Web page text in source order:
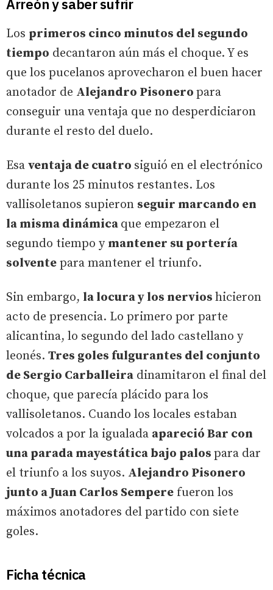
Arreón y saber sufrir
Los primeros cinco minutos del segundo
tiempo decantaron aún más el choque. Y es
que los pucelanos aprovecharon el buen hacer
anotador de Alejandro Pisonero para
conseguir una ventaja que no desperdiciaron
durante el resto del duelo.
Esa ventaja de cuatro siguió en el electrónico
durante los 25 minutos restantes. Los
vallisoletanos supieron seguir marcando en
la misma dinámica que empezaron el
segundo tiempo y mantener su portería
solvente para mantener el triunfo.
Sin embargo, la locura y los nervios hicieron
acto de presencia. Lo primero por parte
alicantina, lo segundo del lado castellano y
leonés. Tres goles fulgurantes del conjunto
de Sergio Carballeira dinamitaron el final del
choque, que parecía plácido para los
vallisoletanos. Cuando los locales estaban
volcados a por la igualada apareció Bar con
una parada mayestática bajo palos para dar
el triunfo a los suyos. Alejandro Pisonero
junto a Juan Carlos Sempere fueron los
máximos anotadores del partido con siete
goles.
Ficha técnica